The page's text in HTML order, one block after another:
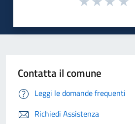
Contatta il comune
Leggi le domande frequenti
Richiedi Assistenza